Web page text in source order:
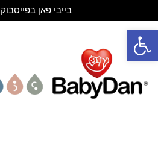
פתח סרגל נגישות
בייבי פאן בפייסבוק